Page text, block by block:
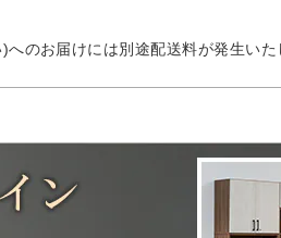
のお届けには別途配送料が発生いた